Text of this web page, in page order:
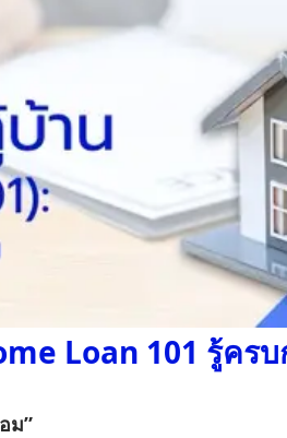
Loan 101 รู้คร
ม”